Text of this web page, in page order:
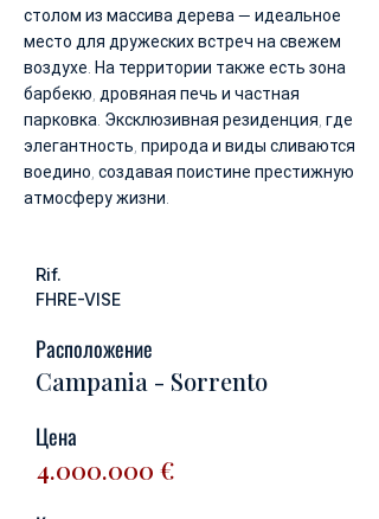
столом из массива дерева — идеальное
место для дружеских встреч на свежем
воздухе. На территории также есть зона
барбекю, дровяная печь и частная
парковка. Эксклюзивная резиденция, где
элегантность, природа и виды сливаются
воедино, создавая поистине престижную
атмосферу жизни.
Rif.
FHRE-VISE
Расположение
Campania - Sorrento
Цена
4.000.000 €